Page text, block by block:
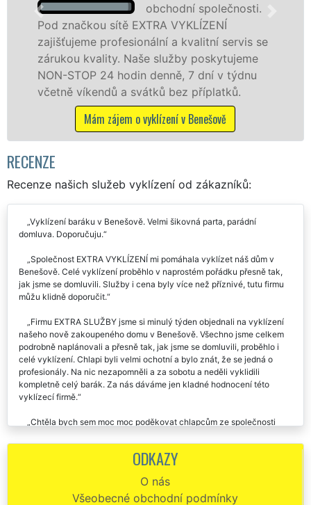
obchodní společnosti.
EXTRA VYKLÍZENÍ
a kvalitní servis se
služby poskytujeme
denně, 7 dní v týdnu
svátků bez příplatků.
o vyklízení v Benešově
v Benešově a
jak fyzickým, tak
zárukou kvalitně
STOP bez dalších
RECENZE
Recenze našich služeb vyklízení od zákazníků:
Vyklízení baráku v Benešově. Velmi šikovná parta, parádní
domluva. Doporučuju.
Společnost EXTRA VYKLÍZENÍ mi pomáhala vyklízet náš dům v
Benešově. Celé vyklízení proběhlo v naprostém pořádku přesně tak,
jak jsme se domluvili. Služby i cena byly více než příznivé, tutu firmu
můžu klidně doporučit.
Firmu EXTRA SLUŽBY jsme si minulý týden objednali na vyklízení
našeho nově zakoupeného domu v Benešově. Všechno jsme celkem
podrobně naplánovali a přesně tak, jak jsme se domluvili, proběhlo i
celé vyklízení. Chlapi byli velmi ochotní a bylo znát, že se jedná o
profesionály. Na nic nezapomněli a za sobotu a neděli vyklidili
kompletně celý barák. Za nás dáváme jen kladné hodnocení této
vyklízecí firmě.
Chtěla bych sem moc moc poděkovat chlapcům ze společnosti
veškerého harampádí z našeho domu v Benešově. Jsou to velmi
šikovný a pracovitý kluci. Za mě doporučuji.
Od této společnosti jsme si objednali vyklízení domu v Benešově.
Rychlá a velmi kvalitní práce, doporučujeme.
ODKAZY
O nás
Všeobecné obchodní podmínky